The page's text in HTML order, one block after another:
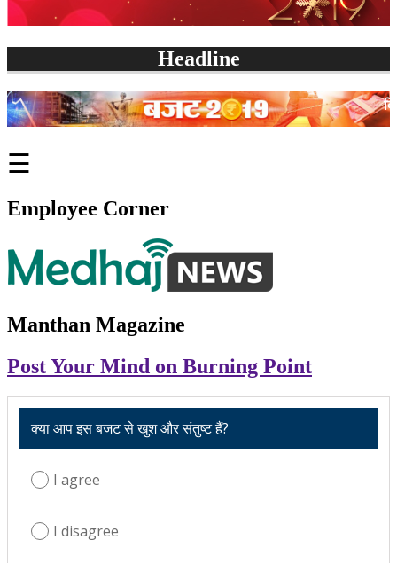
Headline
किसान मजदूरों और
☰
Employee Corner
Manthan Magazine
Post Your Mind on Burning Point
क्या आप इस बजट से खुश और संतुष्ट हैं?
I agree
I disagree